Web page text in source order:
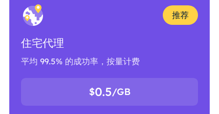
推荐
住宅代理
平均 99.5% 的成功率，按量计费
$0.5/GB